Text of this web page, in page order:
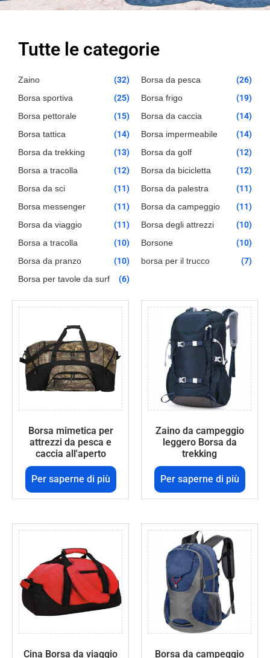
Tutte le categorie
Zaino (32) Borsa da pesca
(26)
Borsa sportiva
(25) Borsa frigo
(19)
Borsa pettorale
(15) Borsa da caccia
(14)
Borsa tattica
(14) Borsa impermeabile
(14)
Borsa da trekking
(13) Borsa da golf
(12)
Borsa a tracolla
(12) Borsa da bicicletta
(12)
Borsa da sci
(11) Borsa da palestra
(11)
Borsa messenger
(11) Borsa da campeggio
(11)
Borsa da viaggio
(11) Borsa degli attrezzi
(10)
Borsa a tracolla
(10) Borsone
(10)
Borsa da pranzo
(10) borsa per il trucco
(7)
Borsa per tavole da surf
(6)
Borsa mimetica per
attrezzi da pesca e
caccia all'aperto
Per saperne di più
Zaino da campeggio
leggero Borsa da
trekking
Per saperne di più
Cina Borsa da viaggio Borsa da campeggio